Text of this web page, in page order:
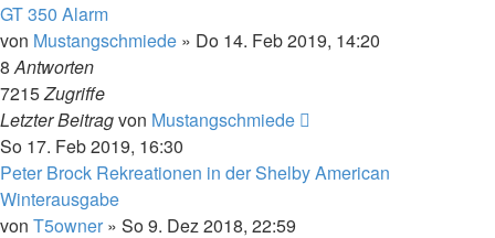
GT 350 Alarm
von Mustangschmiede » Do 14. Feb 2019, 14:20
8Antworten
7215Zugriffe
Letzter Beitragvon Mustangschmiede
So 17. Feb 2019, 16:30
Peter Brock Rekreationen in der Shelby American
Winterausgabe
von T5owner » So 9. Dez 2018, 22:59